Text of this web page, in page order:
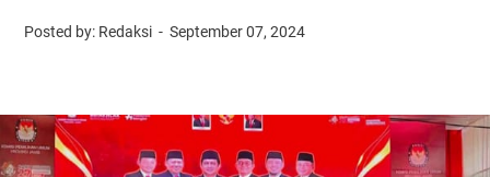
Posted by: Redaksi September 07, 2024